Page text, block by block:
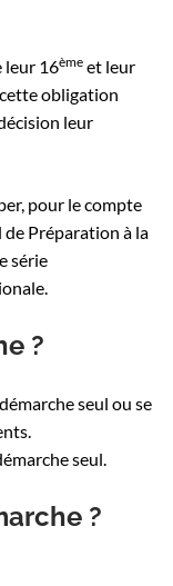
leur 16ème et leur
obligation
leur
pour le compte
de Préparation à la
série
?
seul ou se
seul.
?